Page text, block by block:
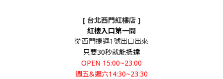
[ 台北西門紅樓店 ]
紅樓入口第一間
從西門捷運1號出口出來
只要30秒就能抵達
OPEN 15:00~23:00
週五&週六14:30~23:30